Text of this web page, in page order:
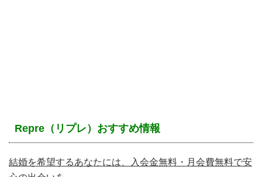
Repre（リプレ）おすすめ情報
結婚を希望するあなたには、入会金無料・月会費無料で安